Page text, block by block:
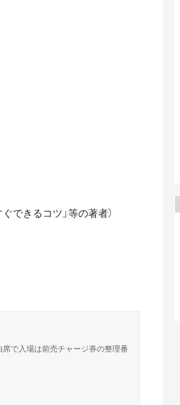
できるコツ」等の著者）
席で入場は前売チャージ券の整理番